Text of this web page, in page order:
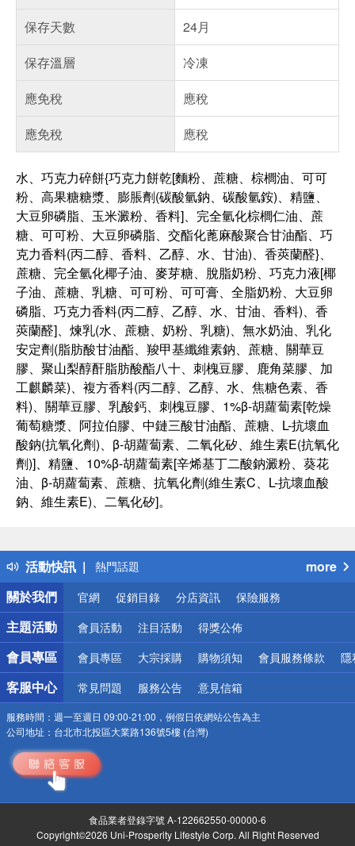
保存天數
24月
保存溫層
冷凍
應免稅
應稅
應免稅
應稅
水、巧克力碎餅{巧克力餅乾[麵粉、蔗糖、棕櫚油、可可
粉、高果糖糖漿、膨脹劑(碳酸氫鈉、碳酸氫銨)、精鹽、
大豆卵磷脂、玉米澱粉、香料]、完全氫化棕櫚仁油、蔗
糖、可可粉、大豆卵磷脂、交酯化蓖麻酸聚合甘油酯、巧
克力香料(丙二醇、香料、乙醇、水、甘油)、香莢蘭醛}、
蔗糖、完全氫化椰子油、麥芽糖、脫脂奶粉、巧克力液[椰
子油、蔗糖、乳糖、可可粉、可可膏、全脂奶粉、大豆卵
磷脂、巧克力香料(丙二醇、乙醇、水、甘油、香料)、香
莢蘭醛]、煉乳(水、蔗糖、奶粉、乳糖)、無水奶油、乳化
安定劑(脂肪酸甘油酯、羧甲基纖維素鈉、蔗糖、關華豆
膠、聚山梨醇酐脂肪酸酯八十、刺槐豆膠、鹿角菜膠、加
工麒麟菜)、複方香料(丙二醇、乙醇、水、焦糖色素、香
料)、關華豆膠、乳酸鈣、刺槐豆膠、1%β-胡蘿蔔素[乾燥
葡萄糖漿、阿拉伯膠、中鏈三酸甘油酯、蔗糖、L-抗壞血
酸鈉(抗氧化劑)、β-胡蘿蔔素、二氧化矽、維生素E(抗氧化
劑)]、精鹽、10%β-胡蘿蔔素[辛烯基丁二酸鈉澱粉、葵花
油、β-胡蘿蔔素、蔗糖、抗氧化劑(維生素C、L-抗壞血酸
鈉、維生素E)、二氧化矽]。
活動快訊
得獎公告
熱門話題
銀行優惠
偏遠地區配送
詐騙網頁！請小心！
more
關於我們
官網 促銷目錄 分店資訊 保險服務
主題活動 會員活動 注目活動 得獎公佈
會員專區 會員專區 大宗採購 購物須知 會員服務條款 隱
客服中心 常見問題 服務公告 意見信箱
服務時間： 週一至週日 09:00-21:00，例假日依網站公告為主
公司地址： 台北市北投區大業路136號5樓 (台灣)
食品業者登錄字號 A-122662550-00000-6
Copyright©2026 Uni-Prosperity Lifestyle Corp. All Right Reserved